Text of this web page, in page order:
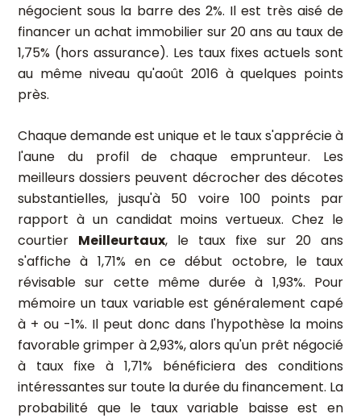
négocient sous la barre des 2%. Il est très aisé de
financer un achat immobilier sur 20 ans au taux de
1,75% (hors assurance). Les taux fixes actuels sont
au même niveau qu'août 2016 à quelques points
près.
Chaque demande est unique et le taux s'apprécie à
l'aune du profil de chaque emprunteur. Les
meilleurs dossiers peuvent décrocher des décotes
substantielles, jusqu'à 50 voire 100 points par
rapport à un candidat moins vertueux. Chez le
courtier Meilleurtaux, le taux fixe sur 20 ans
s'affiche à 1,71% en ce début octobre, le taux
révisable sur cette même durée à 1,93%. Pour
mémoire un taux variable est généralement capé
à + ou -1%. Il peut donc dans l'hypothèse la moins
favorable grimper à 2,93%, alors qu'un prêt négocié
à taux fixe à 1,71% bénéficiera des conditions
intéressantes sur toute la durée du financement. La
probabilité que le taux variable baisse est en